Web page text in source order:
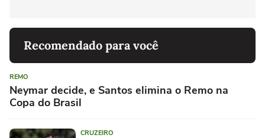
Recomendado para você
REMO
Neymar decide, e Santos elimina o Remo na
Copa do Brasil
CRUZEIRO